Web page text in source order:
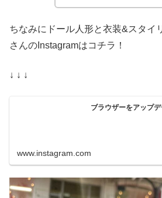
ちなみにドール人形と衣装&スタイ
さんのInstagramはコチラ！
↓ ↓ ↓
ブラウザーをアップ
www.instagram.com